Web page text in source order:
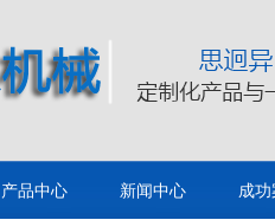
产品中心 新闻中心 成